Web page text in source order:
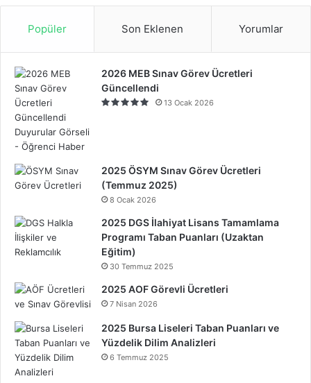
Popüler Son Eklenen Yorumlar
2026 MEB Sınav Görev Ücretleri
Güncellendi
13 Ocak 2026
2025 ÖSYM Sınav Görev Ücretleri
(Temmuz 2025)
8 Ocak 2026
2025 DGS İlahiyat Lisans Tamamlama
Programı Taban Puanları (Uzaktan
Eğitim)
30 Temmuz 2025
2025 AOF Görevli Ücretleri
7 Nisan 2026
2025 Bursa Liseleri Taban Puanları ve
Yüzdelik Dilim Analizleri
6 Temmuz 2025